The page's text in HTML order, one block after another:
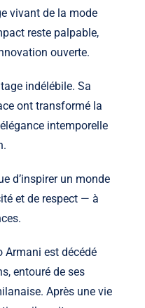
vivant de la mode
reste palpable,
ouverte.
indélébile. Sa
ont transformé la
intemporelle
d’inspirer un monde
et de respect — à
Armani est décédé
entouré de ses
Après une vie